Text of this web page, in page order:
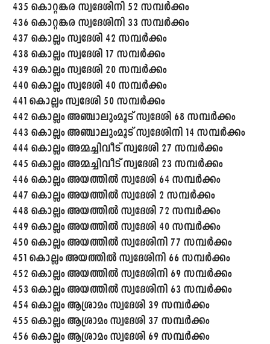
435 കൊറ്റങ്കര സ്വദേശിനി 52 സമ്പർക്കം
436 കൊറ്റങ്കര സ്വദേശിനി 33 സമ്പർക്കം
437 കൊല്ലം സ്വദേശി 42 സമ്പർക്കം
438 കൊല്ലം സ്വദേശി 17 സമ്പർക്കം
439 കൊല്ലം സ്വദേശി 20 സമ്പർക്കം
440 കൊല്ലം സ്വദേശി 40 സമ്പർക്കം
441 കൊല്ലം സ്വദേശി 50 സമ്പർക്കം
442 കൊല്ലം അഞ്ചാലുംമൂട് സ്വദേശി 68 സമ്പർക്കം
443 കൊല്ലം അഞ്ചാലുംമൂട് സ്വദേശിനി 14 സമ്പർക്കം
444 കൊല്ലം അമ്മച്ചിവീട് സ്വദേശി 27 സമ്പർക്കം
445 കൊല്ലം അമ്മച്ചിവീട് സ്വദേശി 23 സമ്പർക്കം
446 കൊല്ലം അയത്തിൽ സ്വദേശി 64 സമ്പർക്കം
447 കൊല്ലം അയത്തിൽ സ്വദേശി 2 സമ്പർക്കം
448 കൊല്ലം അയത്തിൽ സ്വദേശി 72 സമ്പർക്കം
449 കൊല്ലം അയത്തിൽ സ്വദേശി 40 സമ്പർക്കം
450 കൊല്ലം അയത്തിൽ സ്വദേശിനി 77 സമ്പർക്കം
451 കൊല്ലം അയത്തിൽ സ്വദേശിനി 66 സമ്പർക്കം
452 കൊല്ലം അയത്തിൽ സ്വദേശിനി 69 സമ്പർക്കം
453 കൊല്ലം അയത്തിൽ സ്വദേശിനി 63 സമ്പർക്കം
454 കൊല്ലം ആശ്രാമം സ്വദേശി 39 സമ്പർക്കം
455 കൊല്ലം ആശ്രാമം സ്വദേശി 37 സമ്പർക്കം
456 കൊല്ലം ആശ്രാമം സ്വദേശി 69 സമ്പർക്കം